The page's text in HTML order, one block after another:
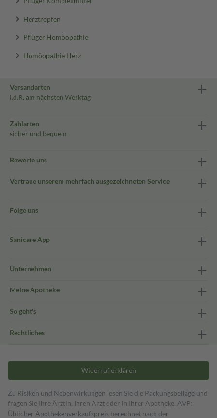
Herztropfen
Pflüger Homöopathie
Homöopathie Herz
Versandarten
i.d.R. am nächsten Werktag
Zahlarten
sicher und bequem
Bewerte uns
Vertraue unserem mehrfach ausgezeichneten Service
Folge uns
Sanicare App
Unternehmen
Meine Apotheke
So geht's
Rechtliches
Widerruf erklären
Zu Risiken und Nebenwirkungen lesen Sie die Packungsbeilage und
fragen Sie Ihre Ärztin, Ihren Arzt oder in Ihrer Apotheke. AVP:
Üblicher Apothekenverkaufspreis berechnet nach der